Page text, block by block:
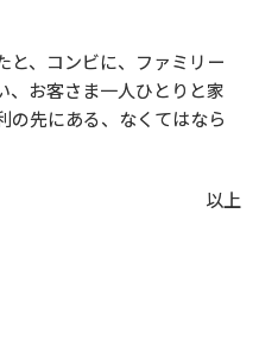
、コンビに、ファミリー
、お客さま一人ひとりと家
の先にある、なくてはなら
以上